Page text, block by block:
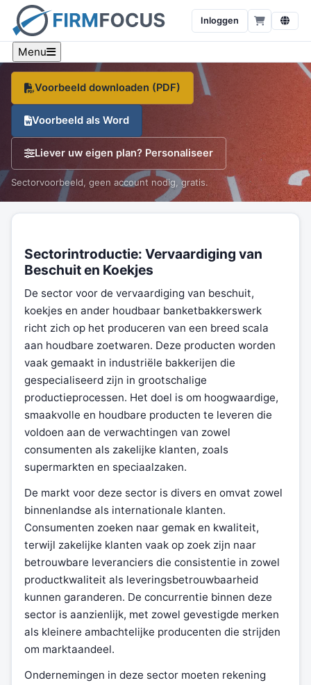
Inloggen
Menu
houdbaar banketbakkerswerk
Een sector-specifiek voorbeeld, branche-cijfers en een
gratis sjabloon, op één pagina.
Voorbeeld downloaden (PDF)
Voorbeeld als Word
Liever uw eigen plan? Personaliseer
Sectorvoorbeeld, geen account nodig, gratis.
Sectorintroductie: Vervaardiging van
Beschuit en Koekjes
De sector voor de vervaardiging van beschuit,
koekjes en ander houdbaar banketbakkerswerk
richt zich op het produceren van een breed scala
aan houdbare zoetwaren. Deze producten worden
vaak gemaakt in industriële bakkerijen die
gespecialiseerd zijn in grootschalige
productieprocessen. Het doel is om hoogwaardige,
smaakvolle en houdbare producten te leveren die
voldoen aan de verwachtingen van zowel
consumenten als zakelijke klanten, zoals
supermarkten en speciaalzaken.
De markt voor deze sector is divers en omvat zowel
binnenlandse als internationale klanten.
Consumenten zoeken naar gemak en kwaliteit,
terwijl zakelijke klanten vaak op zoek zijn naar
betrouwbare leveranciers die consistentie in zowel
productkwaliteit als leveringsbetrouwbaarheid
kunnen garanderen. De concurrentie binnen deze
sector is aanzienlijk, met zowel gevestigde merken
als kleinere ambachtelijke producenten die strijden
om marktaandeel.
Ondernemingen in deze sector moeten rekening